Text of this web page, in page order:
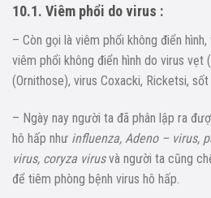
10.1. Viêm phổi do virus :
– Còn gọi là viêm phổi không điển
viêm phổi không điển hình do virus vẹt
(Ornithose), virus Coxacki, Ricketsi, sốt
– Ngày nay người ta đã phân lập ra
hô hấp như influenza, Adeno – virus,
virus, coryza virusvà người ta cũng
để tiêm phòng bệnh virus hô hấp.